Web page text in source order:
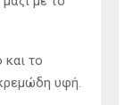
το
υφή.